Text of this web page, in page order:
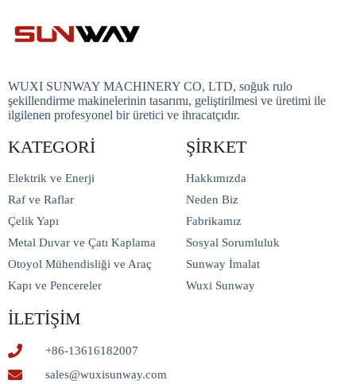
WUXI SUNWAY MACHINERY CO, LTD, soğuk rulo
şekillendirme makinelerinin tasarımı, geliştirilmesi ve üretimi ile
ilgilenen profesyonel bir üretici ve ihracatçıdır.
KATEGORI
Elektrik ve Enerji
Raf ve Raflar
Çelik Yapı
Metal Duvar ve Çatı Kaplama
Otoyol Mühendisliği ve Araç
Kapı ve Pencereler
ŞIRKET
Hakkımızda
Neden Biz
Fabrikamız
Sosyal Sorumluluk
Sunway İmalat
Wuxi Sunway
İLETIŞIM
+86-13616182007
sales@wuxisunway.com